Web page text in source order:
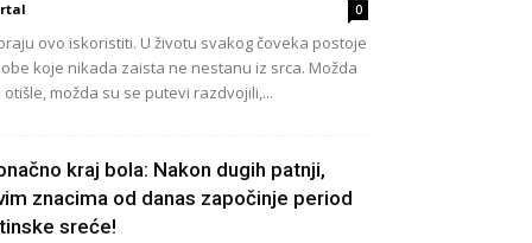
0
ovo iskoristiti. U životu svakog čoveka postoje
koje nikada zaista ne nestanu iz srca. Možda
otišle, možda su se putevi razdvojili,...
kraj bola: Nakon dugih patnji,
znacima od danas započinje period
sreće!